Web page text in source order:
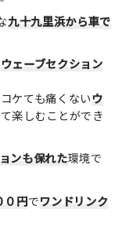
九十九里浜から車で
ウェーブセクション
ケても痛くないウ
楽しむことができ
ンも保れた環境で
０円でワンドリンク